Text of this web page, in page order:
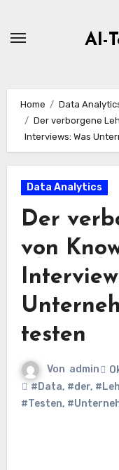
AI-
Home
Data
Der verborgene
Interviews: Was
Data Analytics
Der
von
testen
Von admin
#Data, #der,
#Testen,